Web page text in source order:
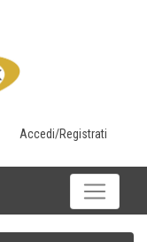
Accedi/Registrati